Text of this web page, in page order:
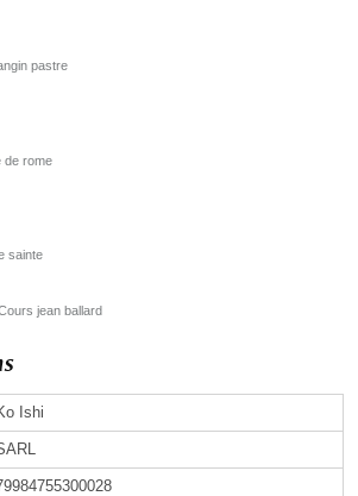
pastre
de rome
sainte
jean ballard
Ishi